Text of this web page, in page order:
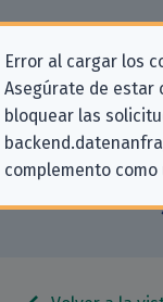
Error al cargar los
Asegúrate de estar
bloquear las
complemento
solicitudes
para